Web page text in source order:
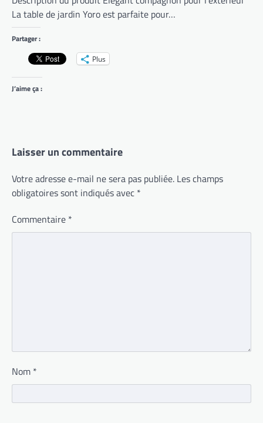
La table de jardin Yoro est parfaite pour…
Partager :
Plus
J’aime ça :
Laisser un commentaire
Votre adresse e-mail ne sera pas publiée. Les champs
obligatoires sont indiqués avec *
Commentaire *
Nom *